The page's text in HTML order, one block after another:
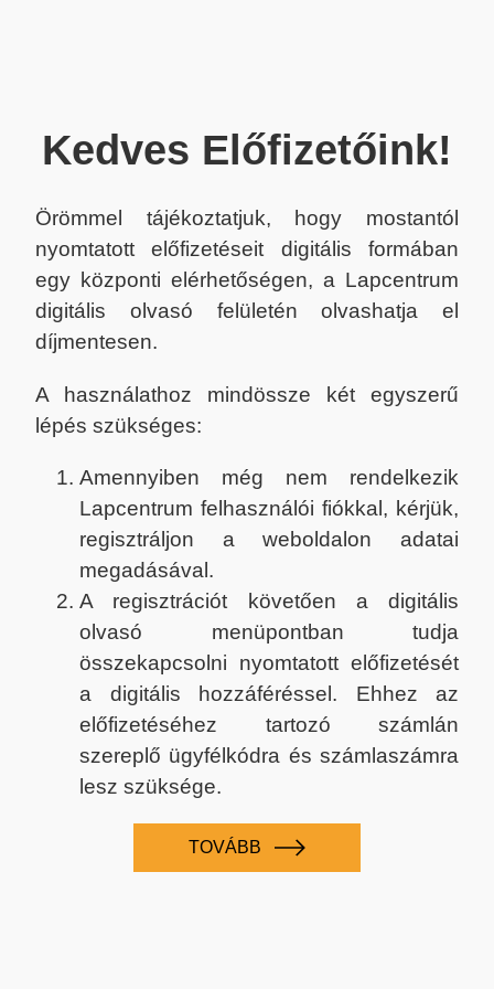
Kedves Előfizetőink!
Örömmel tájékoztatjuk, hogy mostantól
nyomtatott előfizetéseit digitális formában
egy központi elérhetőségen, a Lapcentrum
digitális olvasó felületén olvashatja el
díjmentesen.
A használathoz mindössze két egyszerű
lépés szükséges:
Amennyiben még nem rendelkezik
Lapcentrum felhasználói fiókkal, kérjük,
regisztráljon a weboldalon adatai
megadásával.
A regisztrációt követően a digitális
olvasó menüpontban tudja
összekapcsolni nyomtatott előfizetését
a digitális hozzáféréssel. Ehhez az
előfizetéséhez tartozó számlán
szereplő ügyfélkódra és számlaszámra
lesz szüksége.
TOVÁBB